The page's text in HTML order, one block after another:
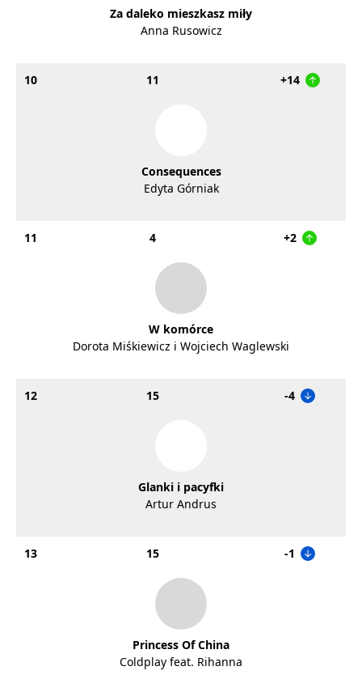
Za daleko mieszkasz miły
Anna Rusowicz
10 11 +14
Consequences
Edyta Górniak
11 4 +2
W komórce
Dorota Miśkiewicz i Wojciech Waglewski
12 15 -4
Glanki i pacyfki
Artur Andrus
13 15 -1
Princess Of China
Coldplay feat. Rihanna